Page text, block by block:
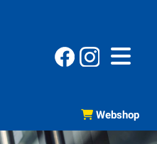
 Webshop